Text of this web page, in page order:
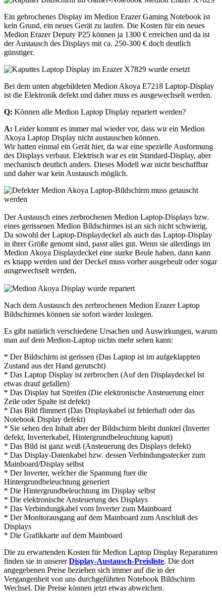
Ein gebrochenes Display im Medion Erazer Gaming Notebook ist
kein Grund, ein neues Gerät zu laufen. Die Kosten für ein neues
Medion Erazer Deputy P25 können ja 1300 € erreichen und da ist
der Austausch des Displays mit ca. 250-300 € doch deutlich
günstiger.
Bei dem unten abgebildeten Medion Akoya E7218 Laptop-Display
ist die Elektronik defekt und daher muss es ausgewechselt werden.
Q: Können alle Medion Laptop Display repariert werden?
A: Leider kommt es immer mal wieder vor, dass wir ein Medion
Akoya Laptop Display nicht austauschen können.
Wir hatten einmal ein Gerät hier, da war eine spezielle Ausformung
des Displays verbaut. Elektrisch war es ein Standard-Display, aber
mechanisch deutlich anders. Dieses Modell war nicht beschaffbar
und daher war kein Austausch möglich.
Der Austausch eines zerbrochenen Medion Laptop-Displays bzw.
eines gerissenen Medion Bildschirmes ist an sich nicht schwierig.
Da sowohl der Laptop-Displaydeckel als auch das Laptop-Display
in ihrer Größe genomt sind, passt alles gut. Wenn sie allerdings im
Medion Akoya Displaydeckel eine starke Beule haben, dann kann
es knapp werden und der Deckel muss vorher ausgebeult oder sogar
ausgewechselt werden,
Nach dem Austausch des zerbrochenen Medion Erazer Laptop
Bildschirmes können sie sofort wieder loslegen.
Es gibt natürlich verschiedene Ursachen und Auswirkungen, warum
man auf dem Medion-Laptop nichts mehr sehen kann:
* Der Bildschirm ist gerissen (Das Laptop ist im aufgeklappten
Zustand aus der Hand gerutscht)
* Das Laptop Display ist zerbrochen (Auf den Displaydeckel ist
etwas drauf gefallen)
* Das Display hat Streifen (Die elektronische Ansteuerung einer
Zeile oder Spalte ist defekt)
* Das Bild flimmert (Das Displaykabel ist fehlerhaft oder das
Notebook Display defekt)
* Sie sehen den Inhalt aber der Bildschirm bleibt dunktel (Inverter
defekt, Inverterkabel, Hintergrundbeleuchtung kaputt)
* Das Bild ist ganz weiß (Ansteuerung des Displays defekt)
* Das Display-Datenkabel bzw. dessen Verbindungsstecker zum
Mainboard/Display selbst
* Der Inverter, welcher die Spannung fuer die
Hintergrundbeleuchtung generiert
* Die Hintergrundbeleuchtung im Display selbst
* Die elektronische Ansteuerung des Displays
* Das Verbindungkabel vom Inverter zum Mainboard
* Der Monitorausgang auf dem Mainboard zum Anschluß des
Displays
* Die Grafikkarte auf dem Mainboard
Die zu erwartenden Kosten für Medion Laptop Display Reparaturen
finden sie in unsererDisplay-Austausch-Preisliste. Die dort
angegebenen Preise beziehen sich immer auf die in der
Vergangenheit von uns durchgeführten Notebook Bildschirm
Wechsel. Die Preise können jetzt etwas abweichen.